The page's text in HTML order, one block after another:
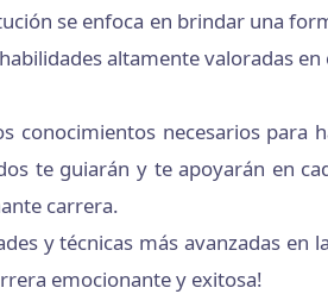
se enfoca en brindar una
altamente valoradas
conocimientos necesarios para
te guiarán y te apoyarán en
carrera.
y técnicas más avanzadas en
emocionante y exitosa!